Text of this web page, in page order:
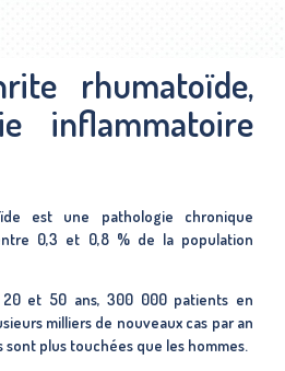
rhumatoïde,
inflammatoire
est une pathologie chronique
0,3 et 0,8 % de la population
et 50 ans, 300 000 patients en
milliers de nouveaux cas par an
sont plus touchées que les hommes.